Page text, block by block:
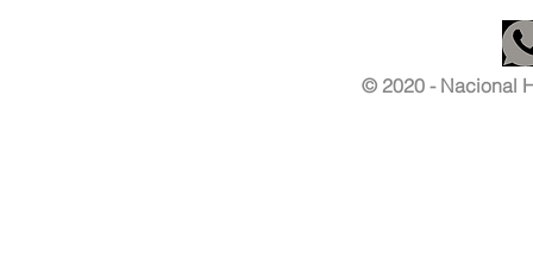
© 2020 - Nacional